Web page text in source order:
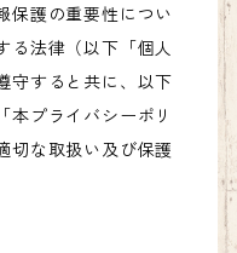
保護の重要性につい
る法律（以下「個人
守すると共に、以下
本プライバシーポリ
切な取扱い及び保護